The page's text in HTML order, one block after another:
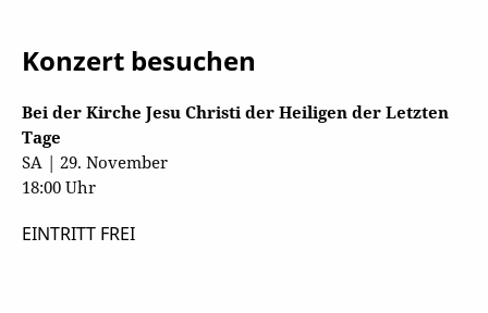
Konzert besuchen
Bei der Kirche Jesu Christi der Heiligen der Letzten
Tage
SA | 29. November
18:00 Uhr
EINTRITT FREI